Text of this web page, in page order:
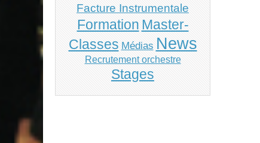
Facture Instrumentale
Formation Master-
Classes Médias News
Recrutement orchestre
Stages